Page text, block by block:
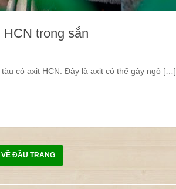
trong sắn
có axit HCN. Đây là axit có thể gây ngộ […]
VỀ ĐẦU TRANG